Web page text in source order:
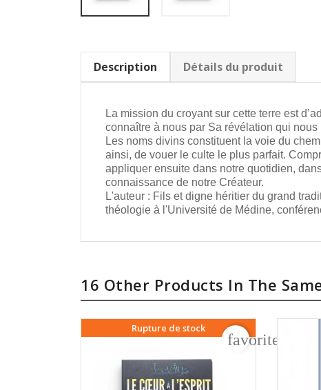
Description Détails du produit
La mission du croyant sur cette terre est
connaître à nous par Sa révélation qui
Les noms divins constituent la voie du
ainsi, de vouer le culte le plus parfait.
appliquer ensuite dans notre quotidien,
connaissance de notre Créateur.
L'auteur : Fils et digne héritier du grand
théologie à l'Université de Médine,
16 Other Products In The
Rupture de stock